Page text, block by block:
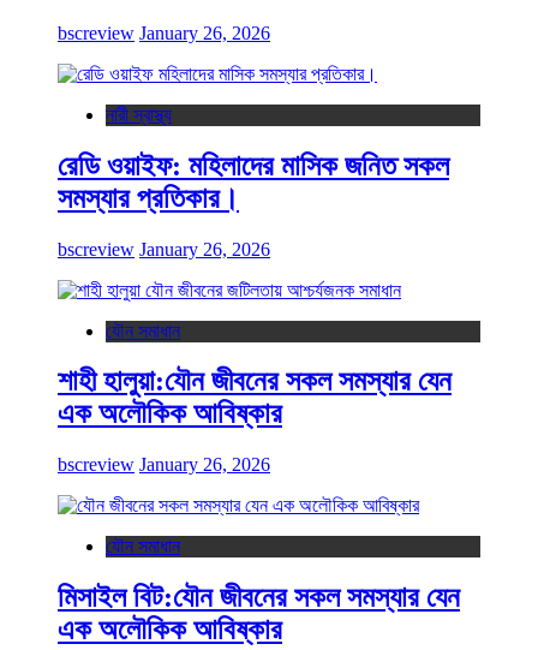
bscreview January 26, 2026
নারী স্বাস্থ্য
রেডি ওয়াইফ: মহিলাদের মাসিক জনিত সকল
সমস্যার প্রতিকার।
bscreview January 26, 2026
যৌন সমাধান
শাহী হালুয়া:যৌন জীবনের সকল সমস্যার যেন
এক অলৌকিক আবিষ্কার
bscreview January 26, 2026
যৌন সমাধান
মিসাইল বিট:যৌন জীবনের সকল সমস্যার যেন
এক অলৌকিক আবিষ্কার